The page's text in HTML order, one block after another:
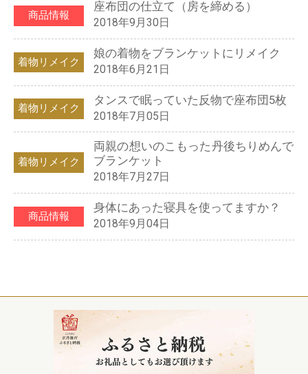
商品情報
座布団の仕立て（房を締める）
2018年9月30日
着物リメイク
娘の着物をブランケットにリメイク
2018年6月21日
着物リメイク
タンスで眠っていた反物で座布団5枚
2018年7月05日
着物リメイク
両親の想いのこもった丹後ちりめんで
ブランケット
2018年7月27日
商品情報
身体にあった寝具を使ってますか？
2018年9月04日